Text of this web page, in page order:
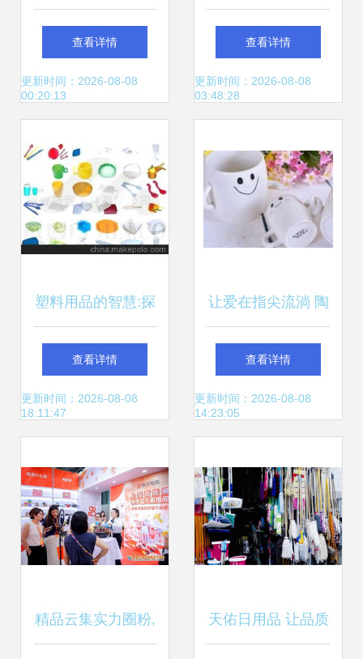
小物件满9.9元起，
提升生活品质的日
查看详情
更新时间：2026-08-08
00:20:13
四大常见日用品！
千万不要不当回事
查看详情
更新时间：2026-08-08
03:48:28
塑料用品的智慧:探
索敏感品密封技术
的最佳品类——广
阵
查看详情
更新时间：2026-08-08
18:11:47
让爱在指尖流淌 陶
瓷亲子杯选购攻略
与简介
查看详情
更新时间：2026-08-08
14:23:05
精品云集实力圈粉, 天佑日用品 让品质